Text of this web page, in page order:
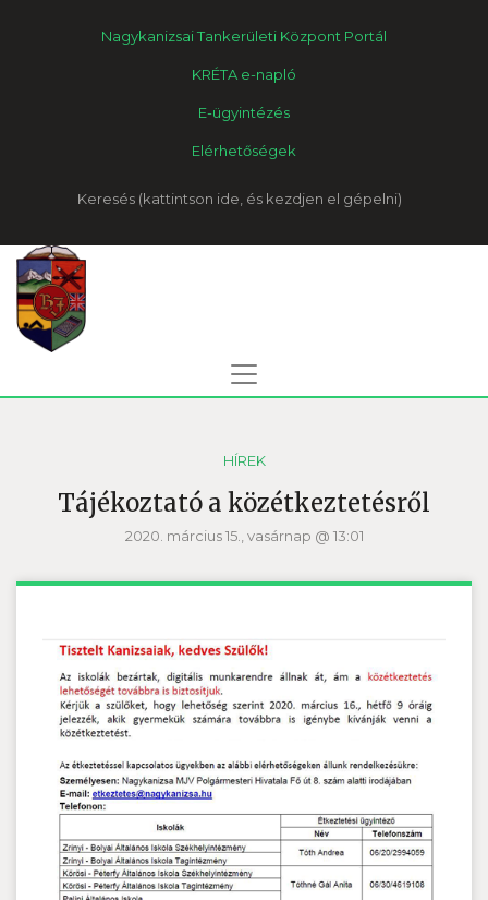
Nagykanizsai Tankerületi Központ Portál
KRÉTA e-napló
E-ügyintézés
Elérhetőségek
Keresés
HÍREK
Tájékoztató a közétkeztetésről
2020. március 15., vasárnap @ 13:01